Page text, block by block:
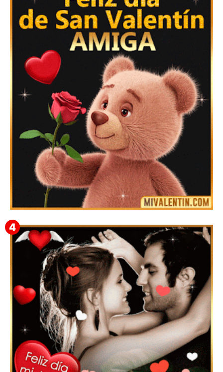
Feliz San Valentín Eudocia
Mensajes Tarjetas y GiF de San Valentín para Amigas